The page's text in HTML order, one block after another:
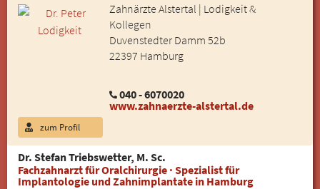
Zahnärzte Alstertal | Lodigkeit &
Kollegen
Duvenstedter Damm 52b
22397 Hamburg
040 - 6070020
www.zahnaerzte-alstertal.de
zum Profil
Dr. Stefan Triebswetter, M. Sc.
Fachzahnarzt für Oralchirurgie · Spezialist für
Implantologie und Zahnimplantate in Hamburg